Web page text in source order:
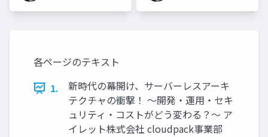
各ページのテキスト
1.
新時代の幕開け、サーバーレスアーキ
テクチャの衝撃！ 〜開発・運用・セキ
ュリティ・コストがどう変わる？〜 ア
イレット株式会社 cloudpack事業部